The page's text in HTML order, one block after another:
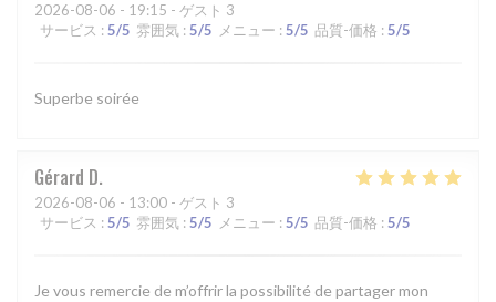
2026-08-06 - 19:15 - ゲスト 3
サービス : 5/5 雰囲気 : 5/5 メニュー : 5/5 品質-価格 : 5/5
Superbe soirée
Gérard D
2026-08-06 - 13:00 - ゲスト 3
サービス : 5/5 雰囲気 : 5/5 メニュー : 5/5 品質-価格 : 5/5
Je vous remercie de m’offrir la possibilité de partager mon